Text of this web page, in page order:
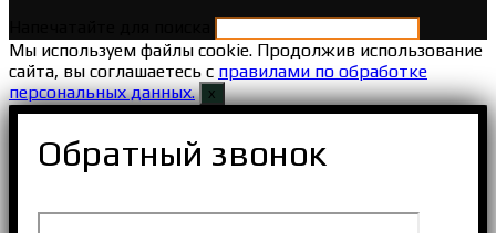
Мы используем файлы cookie. Продолжив использование
сайта, вы соглашаетесь с правилами по обработке
персональных данных.
х
Обратный звонок